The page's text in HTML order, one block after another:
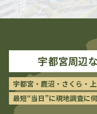
宇都宮周辺
宇都宮・鹿沼・さくら・上
最短“当日”に現地調査に伺